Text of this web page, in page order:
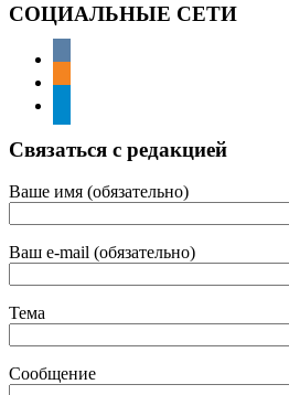
СОЦИАЛЬНЫЕ СЕТИ
Связаться с редакцией
Ваше имя (обязательно)
Ваш e-mail (обязательно)
Тема
Сообщение